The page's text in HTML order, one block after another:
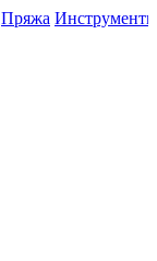
Пряжа Инструменты